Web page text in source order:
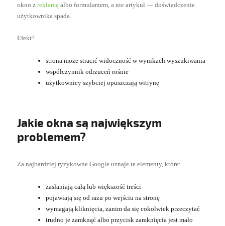
okno zreklamąalbo formularzem, a nie artykuł — doświadczenie
użytkownika spada.
Efekt?
strona może stracić widoczność w wynikach wyszukiwania
współczynnik odrzuceń rośnie
użytkownicy szybciej opuszczają witrynę
Jakie okna są największym
problemem?
Za najbardziej ryzykowne Google uznaje te elementy, które:
zasłaniają całą lub większość treści
pojawiają się od razu po wejściu na stronę
wymagają kliknięcia, zanim da się cokolwiek przeczytać
trudno je zamknąć albo przycisk zamknięcia jest mało